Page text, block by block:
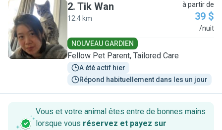
T
2. Tik Wan
12.4 km
à partir de
39 $
/nuit
NOUVEAU GARDIEN
Fellow Pet Parent, Tailored Care
A été actif hier
Répond habituellement dans les un jour
Vous et votre animal êtes entre de bonnes mains
lorsque vous réservez et payez sur